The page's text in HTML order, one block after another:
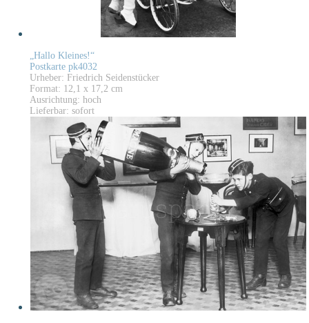
„Hallo Kleines!“
Postkarte pk4032
Urheber: Friedrich Seidenstücker
Format: 12,1 x 17,2 cm
Ausrichtung: hoch
Lieferbar: sofort